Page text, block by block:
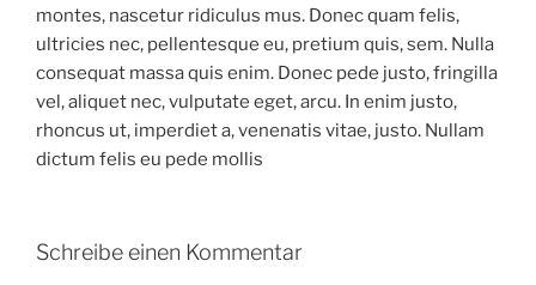
montes, nascetur ridiculus mus. Donec quam felis,
ultricies nec, pellentesque eu, pretium quis, sem. Nulla
consequat massa quis enim. Donec pede justo, fringilla
vel, aliquet nec, vulputate eget, arcu. In enim justo,
rhoncus ut, imperdiet a, venenatis vitae, justo. Nullam
dictum felis eu pede mollis
Schreibe einen Kommentar